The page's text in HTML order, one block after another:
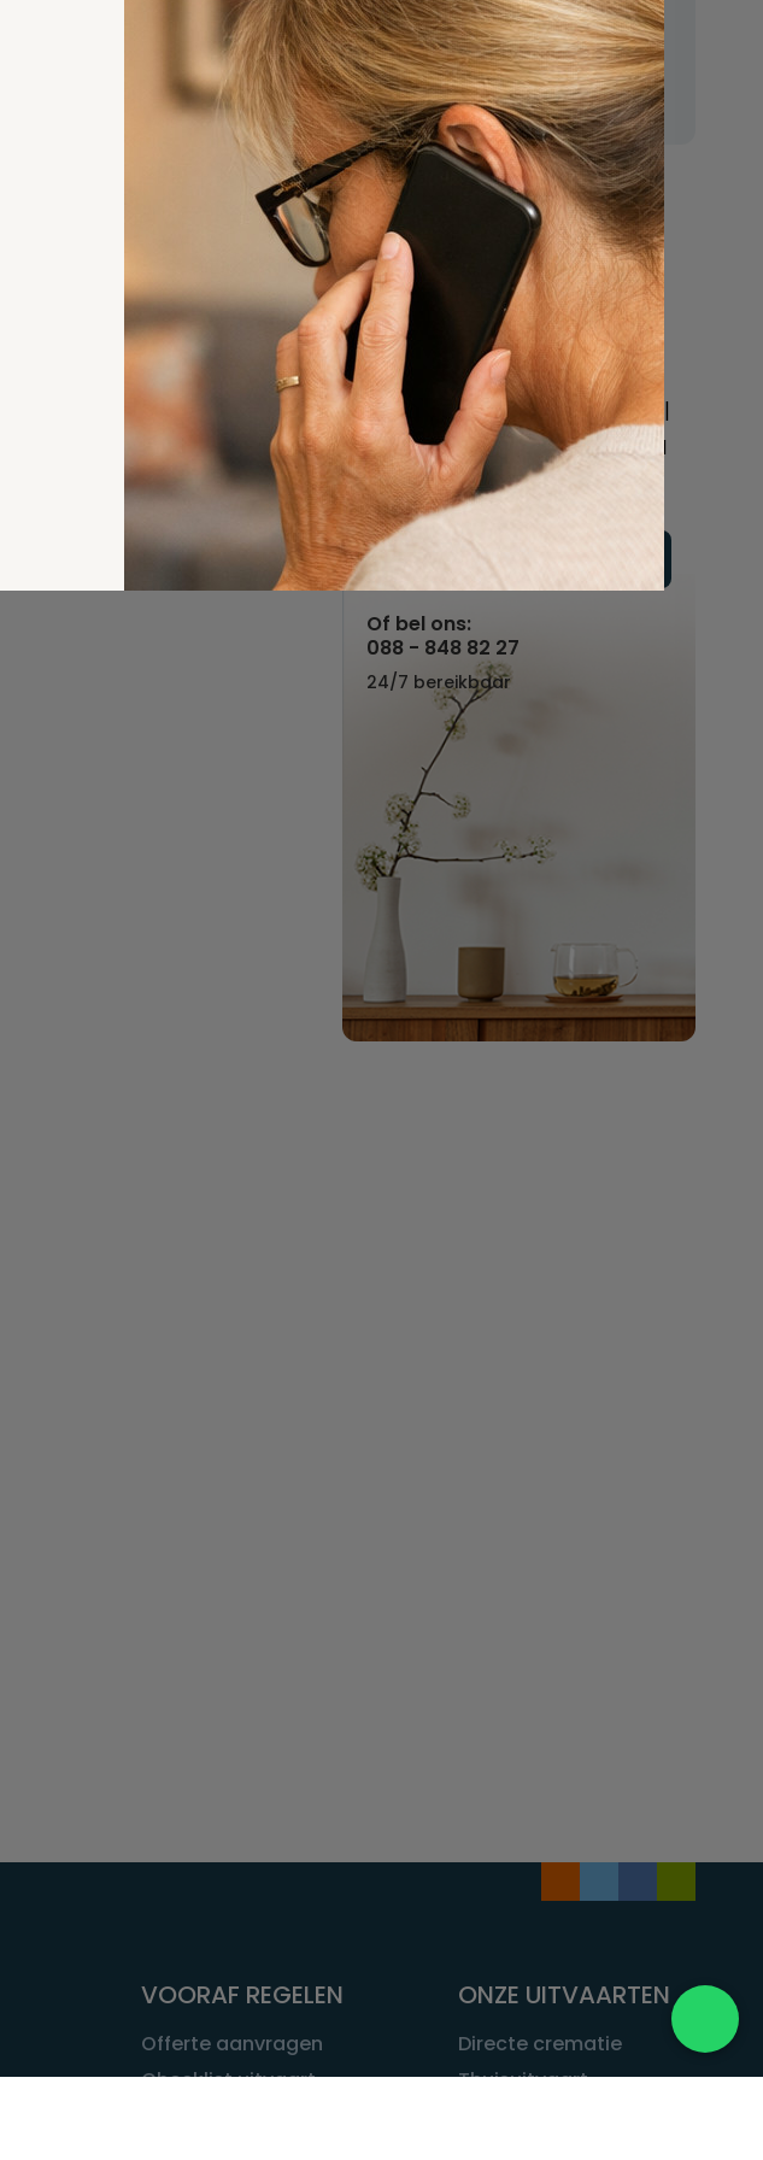
Spelregels
Verzenden
E-mail:
mr.vanderputten@gmail.com
Nu
een uitvaart
regelen
Beschrijf uw wensen
online of bel ons geheel
vrijblijvend voor hulp na
een overlijden.
Vul hier uw wensen in
Of bel ons:
088 - 848 82 27
24/7 bereikbaar
VOORAF REGELEN
Offerte aanvragen
Checklist uitvaart
ONZE UITVAARTEN
Directe crematie
Thuisuitvaart